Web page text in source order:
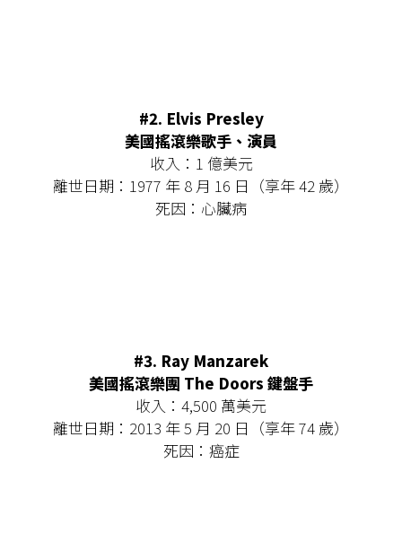
#2. Elvis Presley
美國搖滾樂歌手、演員
收入：1 億美元
離世日期：1977 年 8 月 16 日（享年 42 歲）
死因：心臟病
#3. Ray Manzarek
美國搖滾樂團 The Doors 鍵盤手
收入：4,500 萬美元
離世日期：2013 年 5 月 20 日（享年 74 歲）
死因：癌症